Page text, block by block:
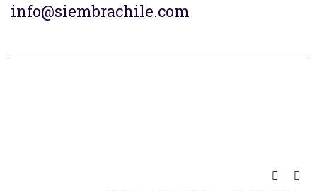
info@siembrachile.com